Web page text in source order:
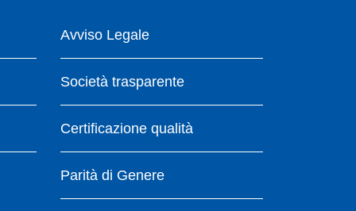
Avviso Legale
Società trasparente
Certificazione qualità
Parità di Genere